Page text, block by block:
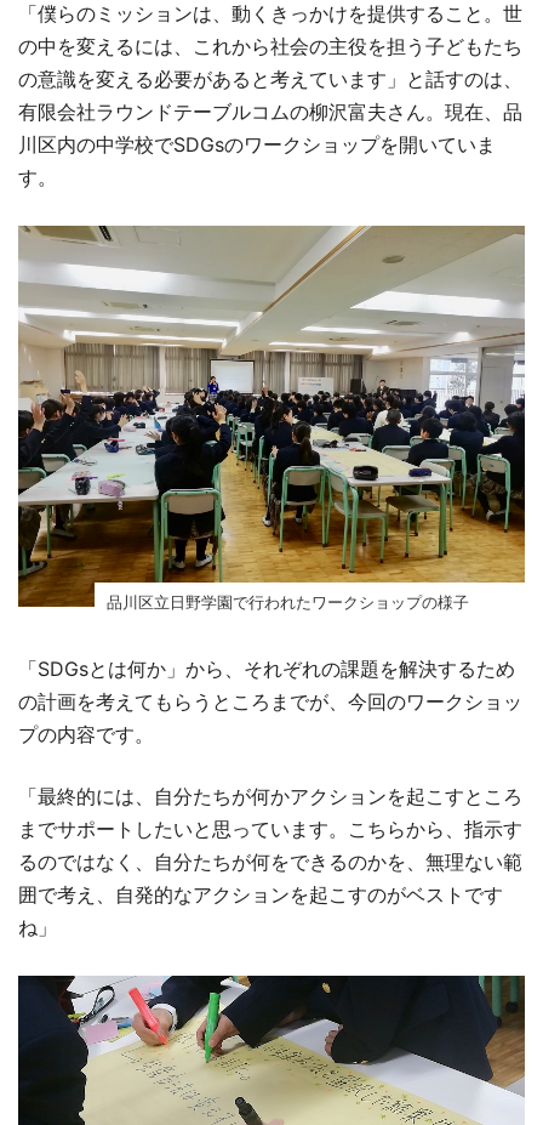
「僕らのミッションは、動くきっかけを提供すること。世
の中を変えるには、これから社会の主役を担う子どもたち
の意識を変える必要があると考えています」と話すのは、
有限会社ラウンドテーブルコムの柳沢富夫さん。現在、品
川区内の中学校でSDGsのワークショップを開いていま
す。
品川区立日野学園で行われたワークショップの様子
「SDGsとは何か」から、それぞれの課題を解決するため
の計画を考えてもらうところまでが、今回のワークショッ
プの内容です。
「最終的には、自分たちが何かアクションを起こすところ
までサポートしたいと思っています。こちらから、指示す
るのではなく、自分たちが何をできるのかを、無理ない範
囲で考え、自発的なアクションを起こすのがベストです
ね」